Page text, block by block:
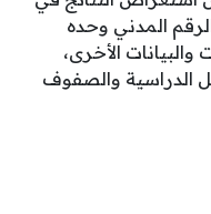
المدني وحده
الأخرى،
الدراسية والصفوف